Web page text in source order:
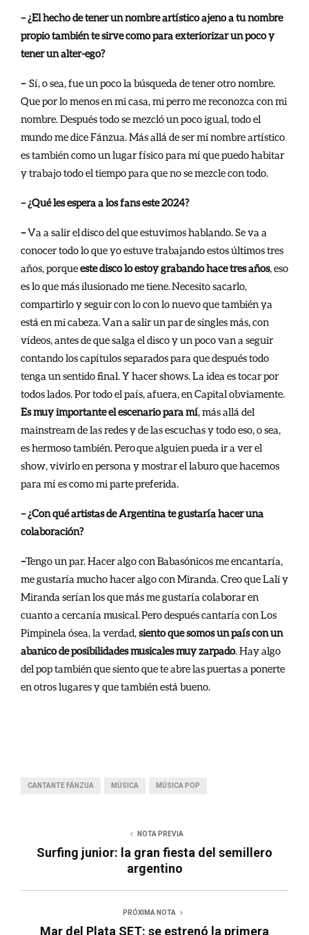
– ¿El hecho de tener un nombre artístico ajeno a tu nombre
propio también te sirve como para exteriorizar un poco y
tener un alter-ego?
–Sí, o sea, fue un poco la búsqueda de tener otro nombre.
Que por lo menos en mi casa, mi perro me reconozca con mi
nombre. Después todo se mezcló un poco igual, todo el
mundo me dice Fánzua. Más allá de ser mi nombre artístico
es también como un lugar físico para mí que puedo habitar
y trabajo todo el tiempo para que no se mezcle con todo.
– ¿Qué les espera a los fans este 2024?
–Va a salir el disco del que estuvimos hablando. Se va a
conocer todo lo que yo estuve trabajando estos últimos tres
años, porqueeste disco lo estoy grabando hace tres años, eso
es lo que más ilusionado me tiene. Necesito sacarlo,
compartirlo y seguir con lo con lo nuevo que también ya
está en mi cabeza. Van a salir un par de singles más, con
vídeos, antes de que salga el disco y un poco van a seguir
contando los capítulos separados para que después todo
tenga un sentido final. Y hacer shows. La idea es tocar por
todos lados. Por todo el país, afuera, en Capital obviamente.
Es muy importante el escenario para mí, más allá del
mainstream de las redes y de las escuchas y todo eso, o sea,
es hermoso también. Pero que alguien pueda ir a ver el
show, vivirlo en persona y mostrar el laburo que hacemos
para mí es como mi parte preferida.
– ¿Con qué artistas de Argentina te gustaría hacer una
colaboración?
–Tengo un par. Hacer algo con Babasónicos me encantaría,
me gustaría mucho hacer algo con Miranda. Creo que Lali y
Miranda serían los que más me gustaría colaborar en
cuanto a cercanía musical. Pero después cantaría con Los
Pimpinela ósea, la verdad, siento que somos un país con un
abanico de posibilidades musicales muy zarpado. Hay algo
del pop también que siento que te abre las puertas a ponerte
en otros lugares y que también está bueno.
CANTANTE FÁNZUA MÚSICA MÚSICA POP
NOTA PREVIA
Surfing junior: la gran fiesta del semillero
argentino
PRÓXIMA NOTA
Mar del Plata SET: se estrenó la primera